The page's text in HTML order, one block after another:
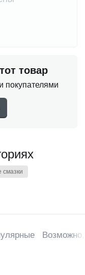
товар
покупателями
смазки
Возможно,